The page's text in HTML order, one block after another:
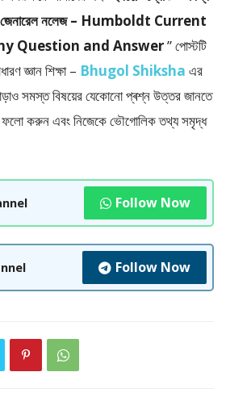
নলেজ – Humboldt Current
Question and Answer” পােস্টটি
জ্ঞান শিক্ষা – Bhugol Shiksha এর
সমস্ত বিষয়ের যেকোনো প্ৰশ্ন উত্তর জানতে
করুন এবং নিজেকে ভৌগােলিক তথ্য সমৃদ্ধ
Follow Now
Follow Now